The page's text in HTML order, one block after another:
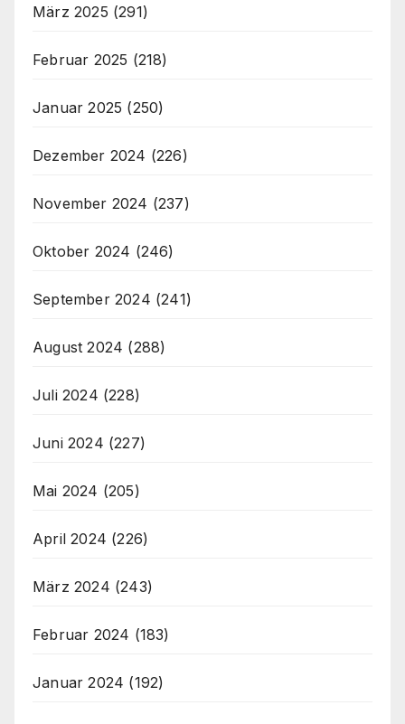
März 2025 (291)
Februar 2025 (218)
Januar 2025 (250)
Dezember 2024 (226)
November 2024 (237)
Oktober 2024 (246)
September 2024 (241)
August 2024 (288)
Juli 2024 (228)
Juni 2024 (227)
Mai 2024 (205)
April 2024 (226)
März 2024 (243)
Februar 2024 (183)
Januar 2024 (192)